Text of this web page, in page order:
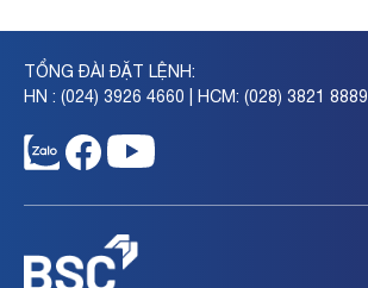
TỔNG ĐÀI ĐẶT LỆNH:
HN : (024) 3926 4660 | HCM: (028) 3821 8889